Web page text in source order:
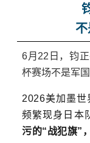
不
6月22日，钧
杯赛场不是军
2026美加墨世
频繁现身日本
污的“战犯旗”